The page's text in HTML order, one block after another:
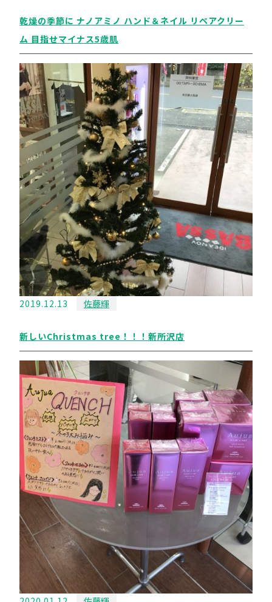
乾燥の季節に ナノアミノ ハンド＆ネイル リペアクリー
ム 目指せマイナス5歳肌
2019.12.13 佐藤輝
新しいChristmas tree！！！新所沢店